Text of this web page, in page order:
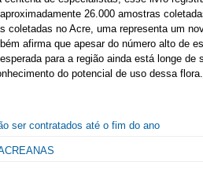
26.000 amostras
no Acre, uma representa um
afirma que apesar do número alto de
para a região ainda está longe de
do potencial de uso dessa flora.
ser contratados até o fim do ano